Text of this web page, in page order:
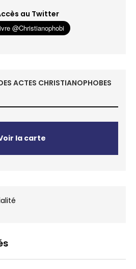
au Twitter
ACTES CHRISTIANOPHOBES
la carte